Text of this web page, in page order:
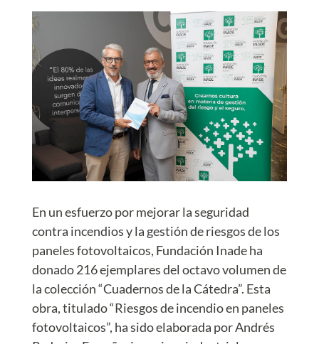
En un esfuerzo por mejorar la seguridad
contra incendios y la gestión de riesgos de los
paneles fotovoltaicos, Fundación Inade ha
donado 216 ejemplares del octavo volumen de
la colección “Cuadernos de la Cátedra”. Esta
obra, titulado “Riesgos de incendio en paneles
fotovoltaicos”, ha sido elaborada por Andrés